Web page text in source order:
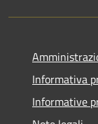
Informativa
Informative